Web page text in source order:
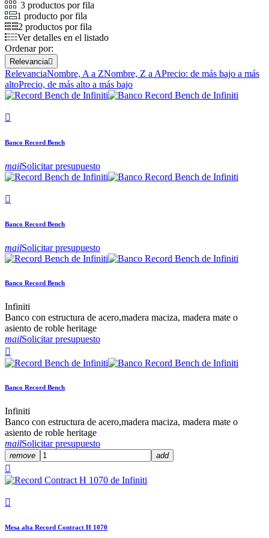
3 productos por fila
1 producto por fila
2 productos por fila
Ver detalles en el listado
Ordenar por:
Relevancia
RelevanciaNombre, A a ZNombre, Z a APrecio: de más bajo a más
altoPrecio, de más alto a más bajo

Banco Record Bench
mailSolicitar presupuesto

Banco Record Bench
mailSolicitar presupuesto
Banco Record Bench
Infiniti
Banco con estructura de acero,madera maciza, madera mate o
asiento de roble heritage
mailSolicitar presupuesto

Banco Record Bench
Infiniti
Banco con estructura de acero,madera maciza, madera mate o
asiento de roble heritage
mailSolicitar presupuesto
remove add


Mesa alta Record Contract H 1070